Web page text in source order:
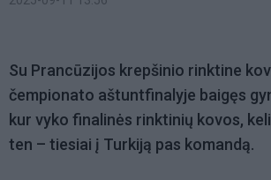
Su Prancūzijos krepšinio rinktine
čempionato aštuntfinalyje baigęs
kur vyko finalinės rinktinių kovos,
ten – tiesiai į Turkiją pas komandą.